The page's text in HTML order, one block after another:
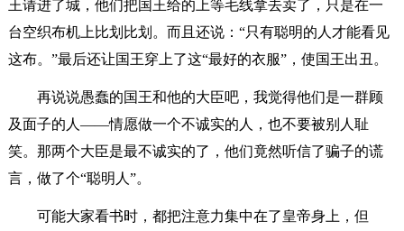
王请进了城，他们把国王给的上等毛线拿去卖了，只是在一
台空织布机上比划比划。而且还说：“只有聪明的人才能看见
这布。”最后还让国王穿上了这“最好的衣服”，使国王出丑。
再说说愚蠢的国王和他的大臣吧，我觉得他们是一群顾
及面子的人——情愿做一个不诚实的人，也不要被别人耻
笑。那两个大臣是最不诚实的了，他们竟然听信了骗子的谎
言，做了个“聪明人”。
可能大家看书时，都把注意力集中在了皇帝身上，但